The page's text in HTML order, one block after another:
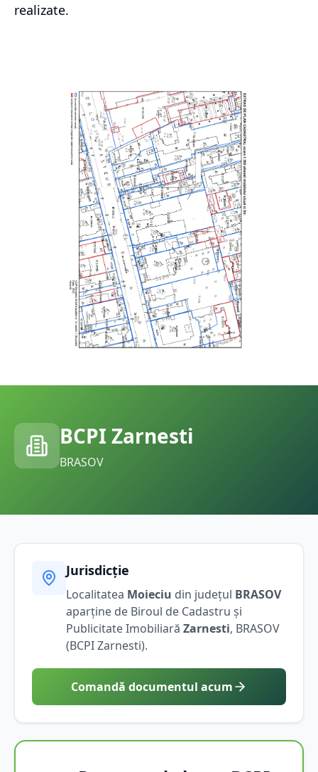
realizate.
BCPI Zarnesti
BRASOV
Jurisdicție
Localitatea Moieciu din județul BRASOV
aparține de Biroul de Cadastru și
Publicitate Imobiliară Zarnesti, BRASOV
(BCPIZarnesti).
Comandă documentul acum